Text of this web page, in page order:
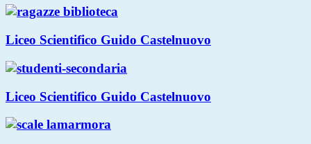
Liceo Scientifico Guido Castelnuovo
Liceo Scientifico Guido Castelnuovo